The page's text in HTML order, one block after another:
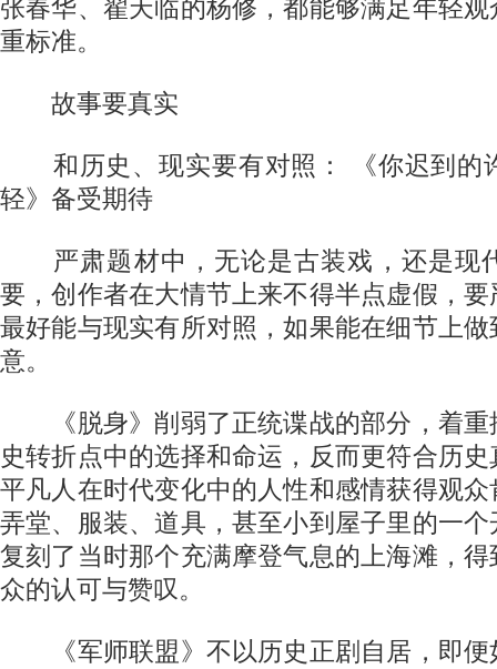
张春华、翟天临的杨修，都能够满足年轻
重标准。
故事要真实
和历史、现实要有对照： 《你迟到的
轻》备受期待
严肃题材中，无论是古装戏，还是现
要，创作者在大情节上来不得半点虚假，
最好能与现实有所对照，如果能在细节上
意。
《脱身》削弱了正统谍战的部分，着重
史转折点中的选择和命运，反而更符合历
平凡人在时代变化中的人性和感情获得观
弄堂、服装、道具，甚至小到屋子里的一
复刻了当时那个充满摩登气息的上海滩，
众的认可与赞叹。
《军师联盟》不以历史正剧自居，即便